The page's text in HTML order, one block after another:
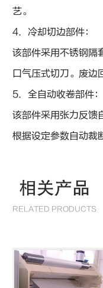
艺。
4．冷却切边部件：
该部件采用不锈钢隔
口气压式切刀。废边
5．全自动收卷部件：
该部件采用张力反馈
根据设定参数自动裁
相关产品
RELATED PRODUCTS